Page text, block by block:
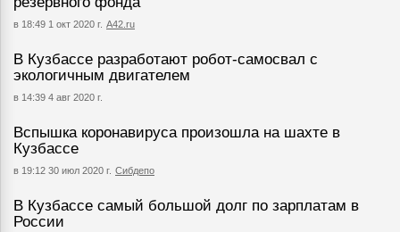
в 18:49 1 окт 2020 г. A42.ru
В Кузбассе разработают робот-самосвал с
экологичным двигателем
в 14:39 4 авг 2020 г.
Вспышка коронавируса произошла на шахте в
Кузбассе
в 19:12 30 июл 2020 г. Сибдепо
В Кузбассе самый большой долг по зарплатам в
России